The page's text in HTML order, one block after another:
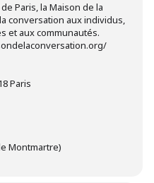
Paris, la Maison de la
conversation aux individus,
et aux communautés.
Paris
Montmartre)